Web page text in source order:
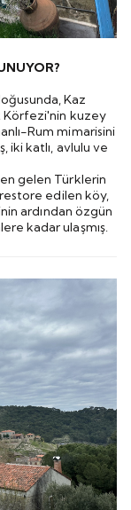
Kaz
Körfezi'nin kuzey
Rum mimarisini
iki katlı, avlulu ve
gelen Türklerin
edilen köy,
ardından özgün
kadar ulaşmış.